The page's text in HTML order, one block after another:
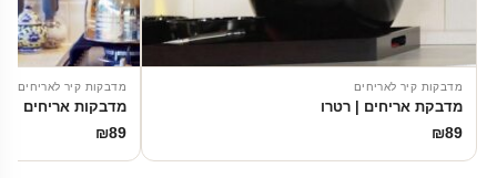
מדבקות קיר לאריחים
מדבקת אריחים | רטרו
₪89
מדבקות קיר לאריחים
מדבקות אריחים |
₪89